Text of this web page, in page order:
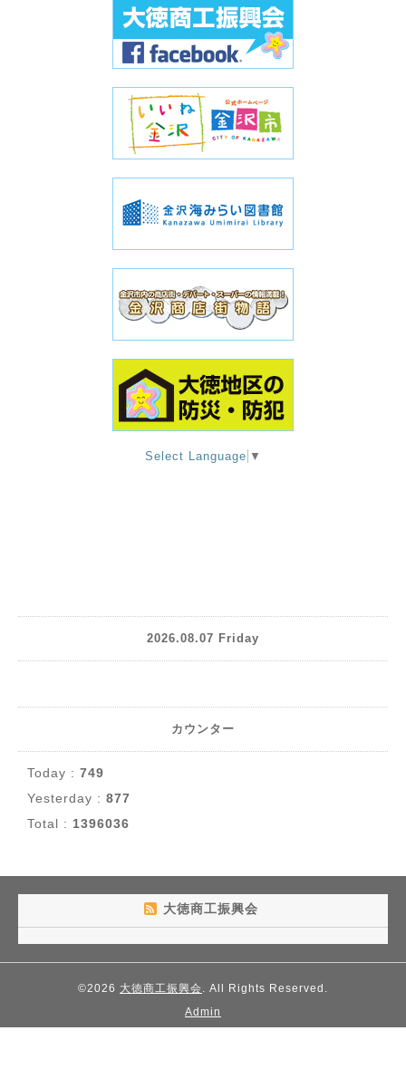
Select Language ▼
2026.08.07 Friday
カウンター
Today : 749
Yesterday : 877
Total : 1396036
大徳商工振興会
©2026 大徳商工振興会 . All Rights Reserved.
Admin